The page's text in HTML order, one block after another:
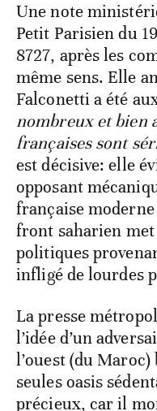
Une note
Petit Parisien du
8727, après les
même sens. Elle
Falconetti a été
nombreux et bien
françaises sont
est décisive: elle
opposant
française moderne
front saharien met
politiques
infligé de lourdes
La presse
l’idée d’un
l’ouest (du
seules oasis
précieux, car il